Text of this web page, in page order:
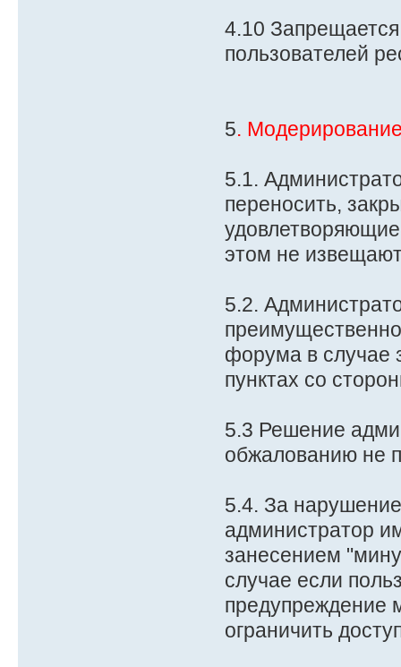
4.10
пользователей
5.
5.1.
переносить,
этом не
5.2.
форума в случае
пунктах со
5.3 Решение
обжалованию не
5.4. За
администратор
занесением
случае если
предупреждение
ограничить